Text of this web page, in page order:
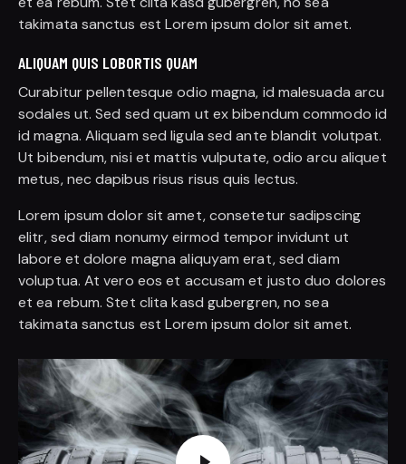
takimata sanctus est Lorem ipsum dolor sit amet.
ALIQUAM QUIS LOBORTIS QUAM
Curabitur pellentesque odio magna, id malesuada arcu
sodales ut. Sed sed quam ut ex bibendum commodo id
id magna. Aliquam sed ligula sed ante blandit volutpat.
Ut bibendum, nisi et mattis vulputate, odio arcu aliquet
metus, nec dapibus risus risus quis lectus.
Lorem ipsum dolor sit amet, consetetur sadipscing
elitr, sed diam nonumy eirmod tempor invidunt ut
labore et dolore magna aliquyam erat, sed diam
voluptua. At vero eos et accusam et justo duo dolores
et ea rebum. Stet clita kasd gubergren, no sea
takimata sanctus est Lorem ipsum dolor sit amet.